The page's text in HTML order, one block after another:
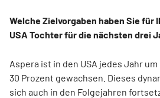
Welche Zielvorgaben haben Sie für
USA Tochter für die nächsten drei
Aspera ist in den USA jedes Jahr
30 Prozent gewachsen. Dieses
sich auch in den Folgejahren